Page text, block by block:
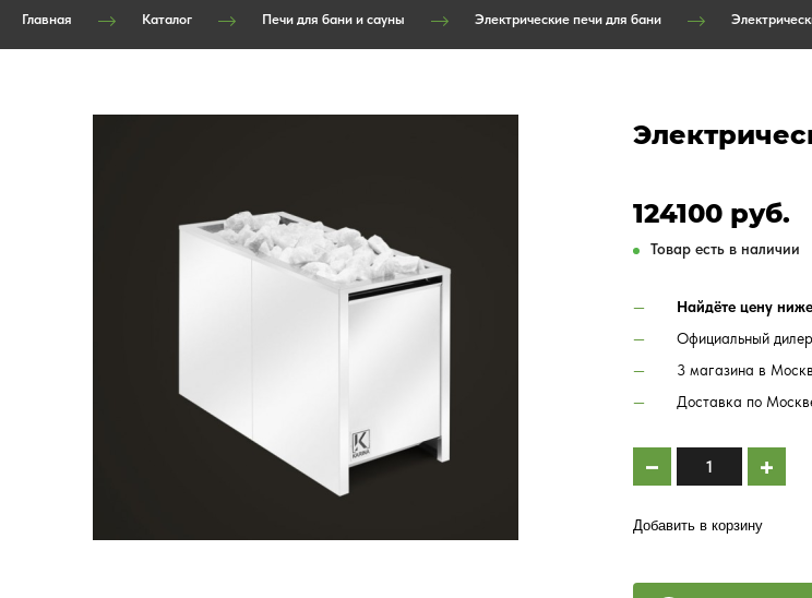
Главная Каталог Печи для бани и сауны Электрические печи для бани
124100 руб.
Товар есть в наличии
Найдёте цену
Официальный дилер
3 магазина в
Доставка по
Добавить в корзину